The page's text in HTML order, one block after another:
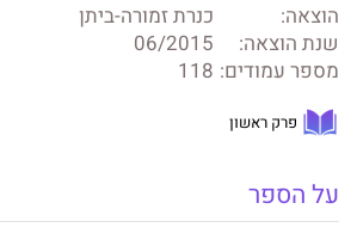
הוצאה:
כנרת זמורה-ביתן
שנת הוצאה:
06/2015
מספר עמודים: 118
פרק ראשון
על הספר